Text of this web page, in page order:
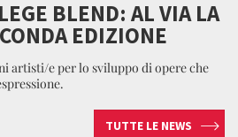
BLEND: AL VIA LA
EDIZIONE
artisti/e per lo sviluppo di opere che
TUTTE LE NEWS